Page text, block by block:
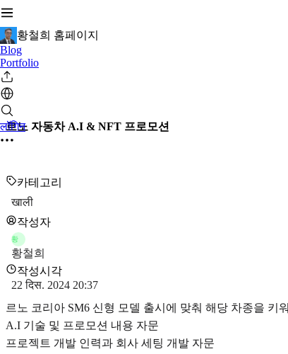
황철희 홈페이지
Blog
Portfolio
लॉगिन
르노 자동차 A.I & NFT 프로모션
카테고리
खाली
작성자
황
황철희
작성시각
22 दिस. 2024 20:37
르노 코리아 SM6 신형 모델 출시에 맞춰 해당 차종을 키
A.I 기술 및 프로모션 내용 자문
프로젝트 개발 인력과 회사 세팅 개발 자문